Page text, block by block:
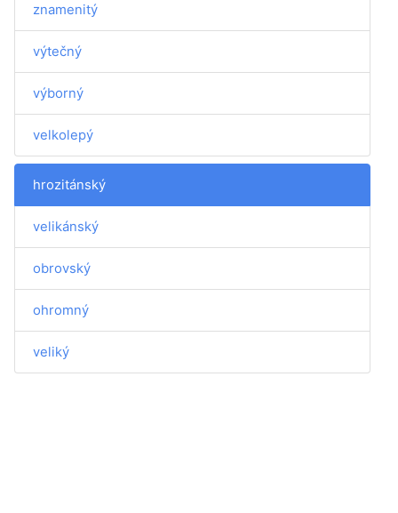
znamenitý
výtečný
výborný
velkolepý
hrozitánský
velikánský
obrovský
ohromný
veliký